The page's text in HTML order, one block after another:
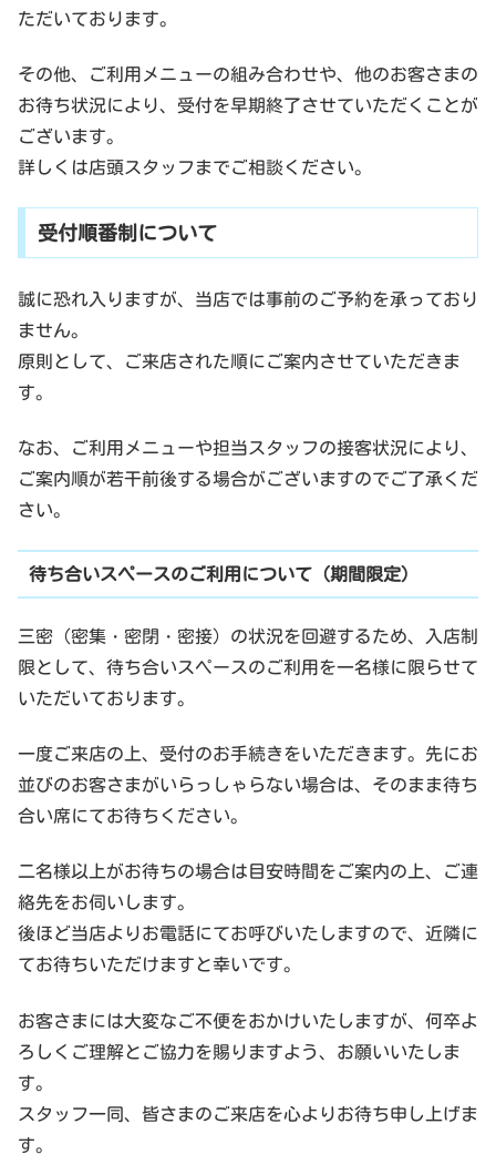
ただいております。
その他、ご利用メニューの組み合わせや、他のお客さまの
お待ち状況により、受付を早期終了させていただくことが
ございます。
詳しくは店頭スタッフまでご相談ください。
受付順番制について
誠に恐れ入りますが、当店では事前のご予約を承っており
ません。
原則として、ご来店された順にご案内させていただきま
す。
なお、ご利用メニューや担当スタッフの接客状況により、
ご案内順が若干前後する場合がございますのでご了承くだ
さい。
待ち合いスペースのご利用について（期間限定）
三密（密集・密閉・密接）の状況を回避するため、入店制
限として、待ち合いスペースのご利用を一名様に限らせて
いただいております。
一度ご来店の上、受付のお手続きをいただきます。先にお
並びのお客さまがいらっしゃらない場合は、そのまま待ち
合い席にてお待ちください。
二名様以上がお待ちの場合は目安時間をご案内の上、ご連
絡先をお伺いします。
後ほど当店よりお電話にてお呼びいたしますので、近隣に
てお待ちいただけますと幸いです。
お客さまには大変なご不便をおかけいたしますが、何卒よ
ろしくご理解とご協力を賜りますよう、お願いいたしま
す。
スタッフ一同、皆さまのご来店を心よりお待ち申し上げま
す。